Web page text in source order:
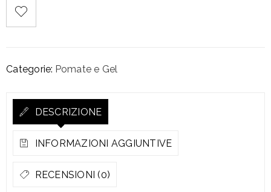
Categorie: Pomate e Gel
DESCRIZIONE
INFORMAZIONI AGGIUNTIVE
RECENSIONI (0)